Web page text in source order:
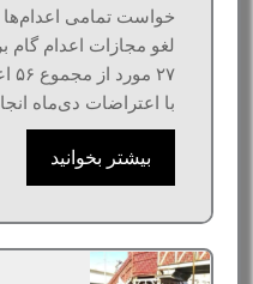
خواست تمامی
لغو مجازات اعدام گام
با اعتراضات دی‌ماه
بیشتر بخوانید